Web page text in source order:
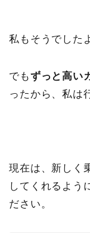
私もそうでした
でもずっと高い
ったから、私は
現在は、新しく
してくれるよう
ださい。